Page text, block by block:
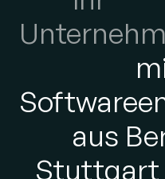
aus
Stuttgart